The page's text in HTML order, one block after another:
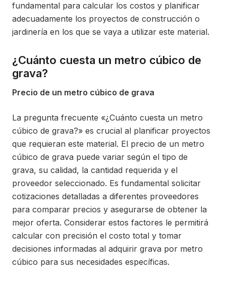
fundamental para calcular los costos y planificar
adecuadamente los proyectos de construcción o
jardinería en los que se vaya a utilizar este material.
¿Cuánto cuesta un metro cúbico de
grava?
Precio de un metro cúbico de grava
La pregunta frecuente «¿Cuánto cuesta un metro
cúbico de grava?» es crucial al planificar proyectos
que requieran este material. El precio de un metro
cúbico de grava puede variar según el tipo de
grava, su calidad, la cantidad requerida y el
proveedor seleccionado. Es fundamental solicitar
cotizaciones detalladas a diferentes proveedores
para comparar precios y asegurarse de obtener la
mejor oferta. Considerar estos factores le permitirá
calcular con precisión el costo total y tomar
decisiones informadas al adquirir grava por metro
cúbico para sus necesidades específicas.